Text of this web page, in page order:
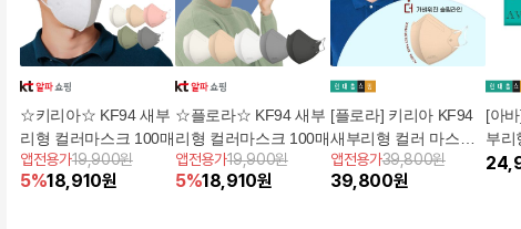
☆키리아☆ KF94 새부
리형 컬러마스크 100매
앱전용가19,900원
5%18,910원
☆플로라☆ KF94 새부
리형 컬러마스크 100매
앱전용가19,900원
5%18,910원
[플로라] 키리아 KF94
새부리형 컬러 마스크
200장 (대형)
앱전용가39,800원
39,800원
[아
부리
0장(